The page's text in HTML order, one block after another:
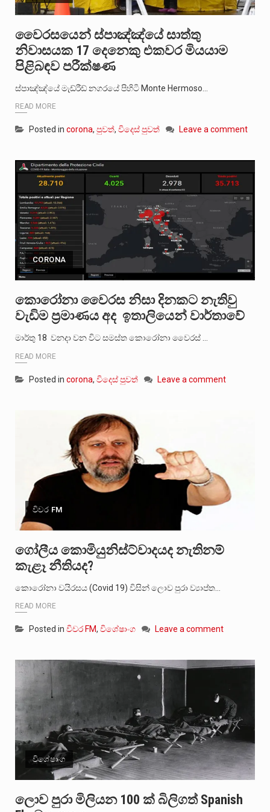
වෛරසයෙන් ස්පාඤ්ඤ්යේ සාත්තු
නිවාසයක 17 දෙනෙකු එකවර මියයාම
පිළිබඳව පරීක්ෂණ
ස්පාඤ්ඤ්යේ මැඩ්රීඩ් නගරයේ පිහිටි Monte Hermoso…
READ MORE
Posted in corona, පුවත්, විදෙස් පුවත් Leave a comment
CORONA
කොරෝනා වෛරස නිසා දිනකට නැතිවු
වැඩිම ප්‍රමාණය අද ඉතාලියෙන් වාර්තාවේ
මාර්තු 18 වනදා වන විට සමස්ත කොරෝනා වෛරස් …
READ MORE
Posted in corona, විදෙස් පුවත් Leave a comment
විවර FM
ගෝලීය කොමියුනිස්ට්වාදයද නැතිනම්
කැළෑ නීතියද?
කොරෝනා වයිරසය (Covid 19) විසින් ලොව පුරා ව්‍යාප්ත…
READ MORE
Posted in විවර FM, විශේෂාංග Leave a comment
විශේෂාංග
ලොව පුරා මිලියන 100 ක් බිලිගත් Spanish